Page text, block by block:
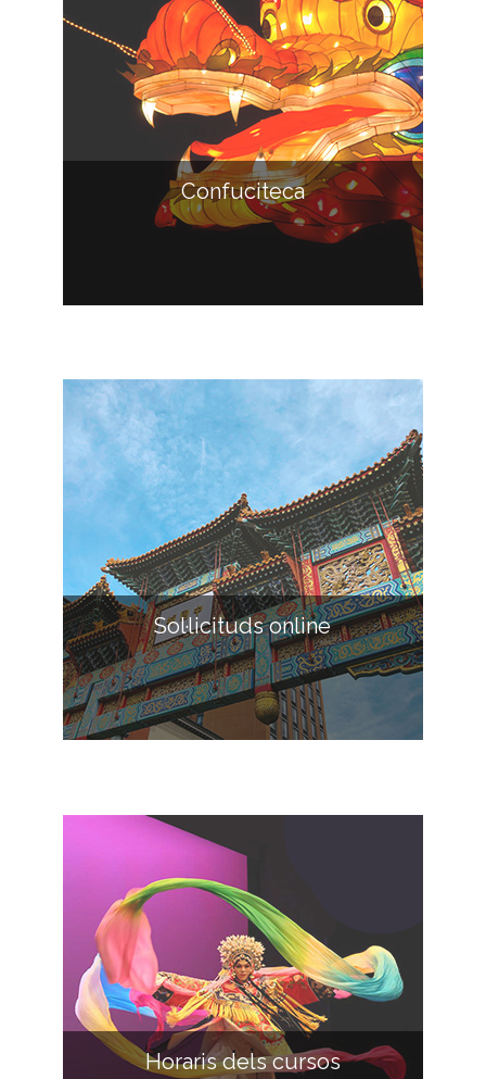
Confuciteca
Sol·licituds online
Horaris dels cursos